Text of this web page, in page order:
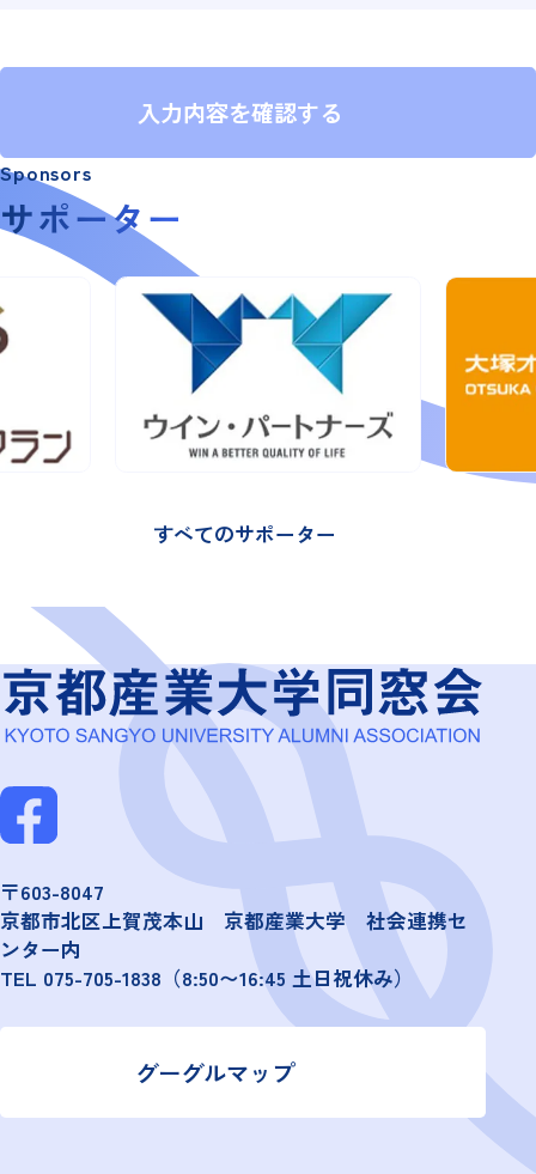
入力内容を確認する
Sponsors
サポーター
すべてのサポーター
〒603-8047
京都市北区上賀茂本山 京都産業大学 社会連携セ
ンター内
TEL 075-705-1838 （8:50〜16:45 土日祝休み）
グーグルマップ